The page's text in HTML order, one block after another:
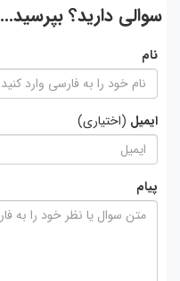
سوالی دارید؟ بپرسید...
نام
ایمیل (اختیاری)
پیام